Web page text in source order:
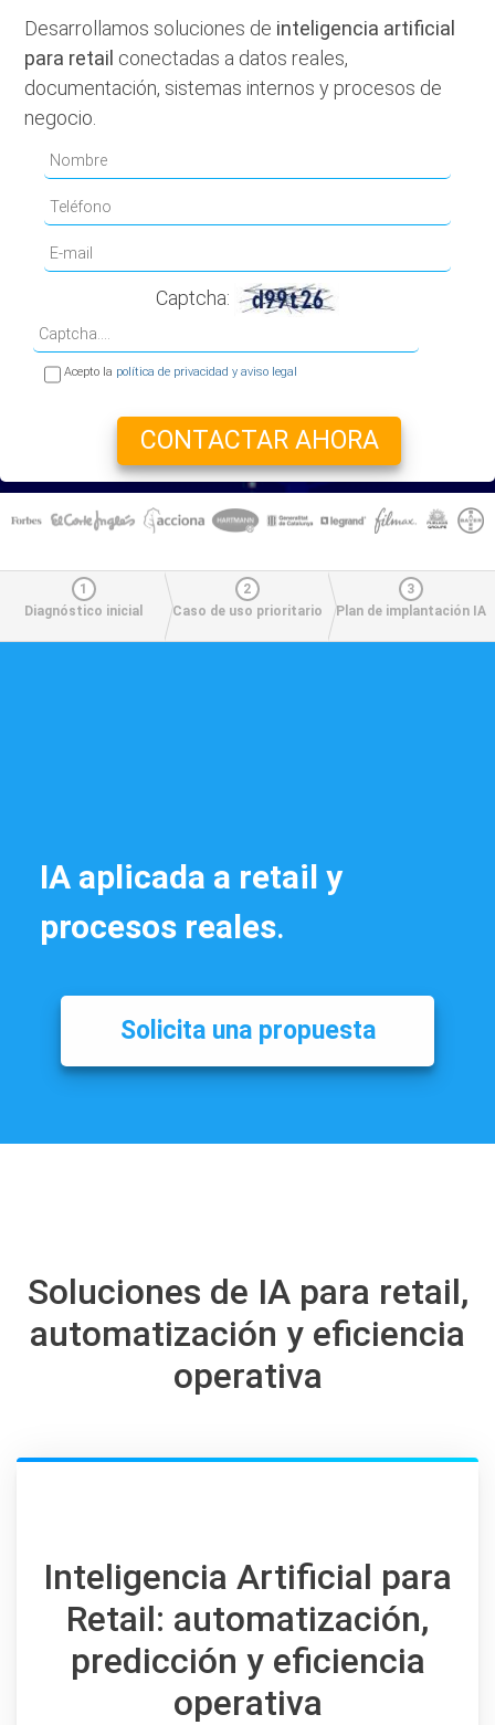
Desarrollamos soluciones de inteligencia artificial
para retail conectadas a datos reales,
documentación, sistemas internos y procesos de
negocio.
Captcha:
Acepto la política de privacidad y aviso legal
1
Diagnóstico inicial
2
Caso de uso prioritario
3
Plan de implantación IA
IA aplicada a retail y
procesos reales.
Soluciones de IA para retail,
automatización y eficiencia
operativa
Inteligencia Artificial para
Retail: automatización,
predicción y eficiencia
operativa